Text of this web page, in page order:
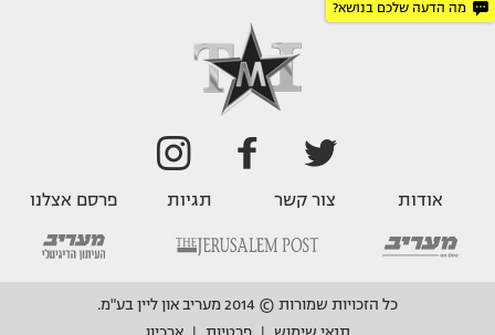
מה הדעה שלכם בנושא?
אודות צור קשר תגיות פרסם אצלנו
כל הזכויות שמורות © 2014 מעריב און ליין בע"מ.